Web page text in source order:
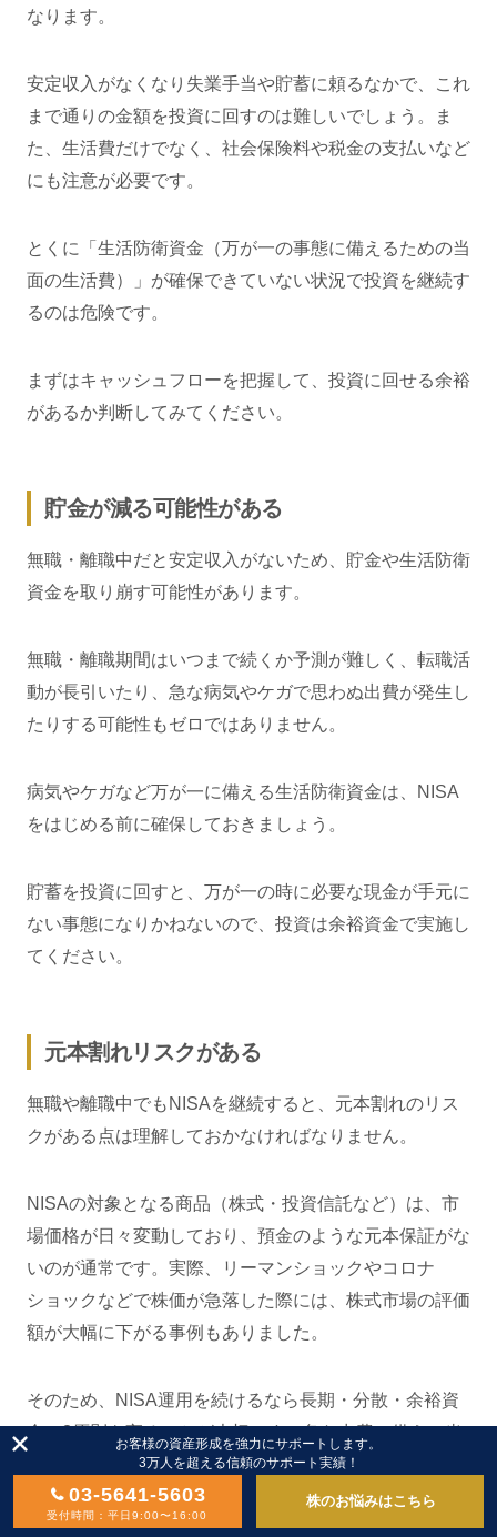
なります。
安定収入がなくなり失業手当や貯蓄に頼るなかで、これ
まで通りの金額を投資に回すのは難しいでしょう。ま
た、生活費だけでなく、社会保険料や税金の支払いなど
にも注意が必要です。
とくに「生活防衛資金（万が一の事態に備えるための当
面の生活費）」が確保できていない状況で投資を継続す
るのは危険です。
まずはキャッシュフローを把握して、投資に回せる余裕
があるか判断してみてください。
貯金が減る可能性がある
無職・離職中だと安定収入がないため、貯金や生活防衛
資金を取り崩す可能性があります。
無職・離職期間はいつまで続くか予測が難しく、転職活
動が長引いたり、急な病気やケガで思わぬ出費が発生し
たりする可能性もゼロではありません。
病気やケガなど万が一に備える生活防衛資金は、NISA
をはじめる前に確保しておきましょう。
貯蓄を投資に回すと、万が一の時に必要な現金が手元に
ない事態になりかねないので、投資は余裕資金で実施し
てください。
元本割れリスクがある
無職や離職中でもNISAを継続すると、元本割れのリス
クがある点は理解しておかなければなりません。
NISAの対象となる商品（株式・投資信託など）は、市
場価格が日々変動しており、預金のような元本保証がな
いのが通常です。実際、リーマンショックやコロナ
ショックなどで株価が急落した際には、株式市場の評価
額が大幅に下がる事例もありました。
そのため、NISA運用を続けるなら長期・分散・余裕資
金の3原則を守ることが大切です。急な出費に備え、当
面の生活費は別に確保しておきましょう。
お客様の資産形成を強力にサポートします。
3万人を超える信頼のサポート実績！
03-5641-5603 株のお悩みはこちら